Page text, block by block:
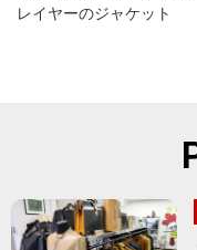
レイヤーのジャケット